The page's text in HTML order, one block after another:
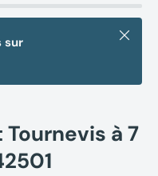
sur
Fermer
à 7